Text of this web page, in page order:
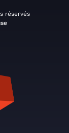
réservés